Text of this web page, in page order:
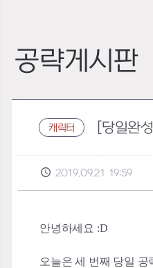
공략게시판
캐릭터 [당일완
2019.09.21 19:59
안녕하세요 :D
오늘은 세 번째 당일